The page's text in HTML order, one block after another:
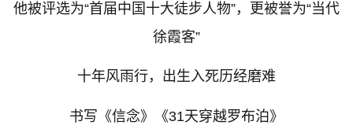
他被评选为“首届中国十大徒步人物”，更被誉为“当代
徐霞客”
十年风雨行，出生入死历经磨难
书写《信念》《31天穿越罗布泊》